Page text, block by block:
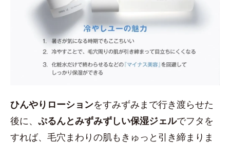
ひんやりローションをすみずみまで行き渡らせた
後に、 ぷるんとみずみずしい保湿ジェルでフタを
すれば、毛穴まわりの肌もきゅっと引き締まりま